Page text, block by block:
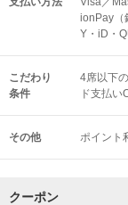
ionPay（
Y・iD・
こだわり
条件
4席以下
ド支払い
その他 ポイント
クーポン